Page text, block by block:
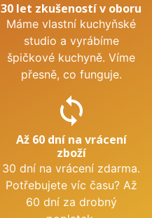
30 let zkušeností v oboru
Máme vlastní kuchyňské
studio a vyrábíme
špičkové kuchyně. Víme
přesně, co funguje.
sync
Až 60 dní na vrácení
zboží
30 dní na vrácení zdarma.
Potřebujete víc času? Až
60 dní za drobný